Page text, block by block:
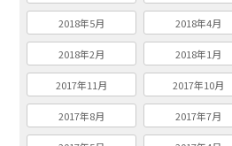
2018年5月 2018年4月
2018年2月 2018年1月
2017年11月 2017年10月
2017年8月 2017年7月